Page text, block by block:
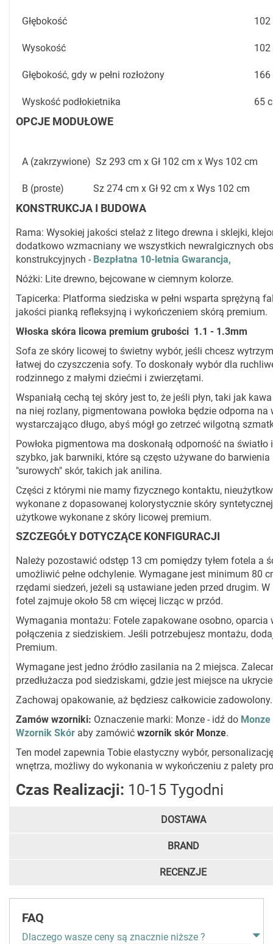
Głębokość
Wysokość 102
Głębokość, gdy w pełni rozłożony 166
Wyskość podłokietnika 65
OPCJE MODUŁOWE
A (zakrzywione) Sz 293 cm x Gł 102 cm x Wys 102 cm
B (proste) Sz 274 cm x Gł 92 cm x Wys 102 cm
KONSTRUKCJA I BUDOWA
Rama: Wysokiej jakości stelaż z litego drewna i sklejki,
dodatkowo wzmacniany we wszystkich newralgicznych
konstrukcyjnych - Bezpłatna 10-letnia Gwarancja,
Nóżki: Lite drewno, bejcowane w ciemnym kolorze.
Tapicerka: Platforma siedziska w pełni wsparta sprężyną
jakości pianką refleksyjną i wykończeniem skórą premium.
Włoska skóra licowa premium grubości 1.1 - 1.3mm
Sofa ze skóry licowej to świetny wybór, jeśli chcesz
łatwej do czyszczenia sofy. To doskonały wybór dla
rodzinnego z małymi dziećmi i zwierzętami.
Wspaniałą cechą tej skóry jest to, że jeśli płyn, taki jak
na niej rozlany, pigmentowana powłoka będzie odporna na
wystarczająco długo, abyś mógł go zetrzeć wilgotną
Powłoka pigmentowa ma doskonałą odporność na światło
szybko, jak barwniki, które są często używane do
"surowych" skór, takich jak anilina.
Części z którymi nie mamy fizycznego kontaktu,
wykonane z dopasowanej kolorystycznie skóry
użytkowe wykonane z skóry licowej premium.
SZCZEGÓŁY DOTYCZĄCE KONFIGURACJI
Należy pozostawić odstęp 13 cm pomiędzy tyłem fotela a
umożliwić pełne odchylenie. Wymagane jest minimum 80
rzędami siedzeń, jeżeli są ustawiane jeden przed drugim. W
fotel zajmuje około 58 cm więcej licząc w przód.
Wymagania montażu: Fotele zapakowane osobno, oparcia
połączenia z siedziskiem. Jeśli potrzebujesz montażu,
Premium.
Wymagane jest jedno źródło zasilania na 2 miejsca.
przedłużacza pod siedziskami, gdzie jest miejsce na
Zachowaj opakowanie, aż będziesz całkowicie zadowolony.
Zamów wzorniki: Oznaczenie marki: Monze - idź do
Wzornik Skór aby zamówić wzornik skór Monze.
Ten model zapewnia Tobie elastyczny wybór,
wnętrza, możliwy do wykonania w wykończeniu z palety
Czas Realizacji: 10-15 Tygodni
DOSTAWA
BRAND
RECENZJE
FAQ
Dlaczego wasze ceny są znacznie niższe ?